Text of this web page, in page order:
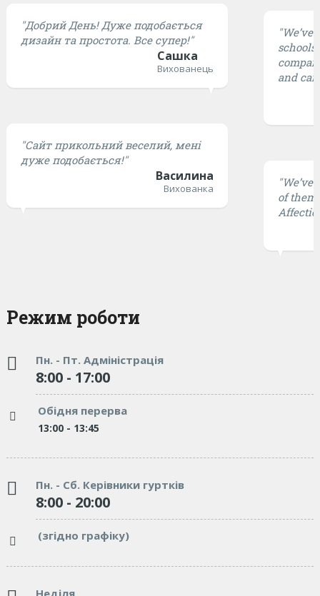
"Добрий День! Дуже подобається
дизайн та простота. Все супер!"
Сашка
Вихованець
"Сайт прикольний веселий, мені
дуже подобається!"
Василина
Вихованка
and
of them
Режим роботи
Пн. - Пт. Адміністрація
8:00 - 17:00
Обідня перерва
13:00 - 13:45
Пн. - Сб. Керівники гуртків
8:00 - 20:00
(згідно графіку)
Неділя